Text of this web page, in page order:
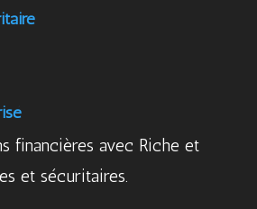
financières avec Riche et
et sécuritaires.